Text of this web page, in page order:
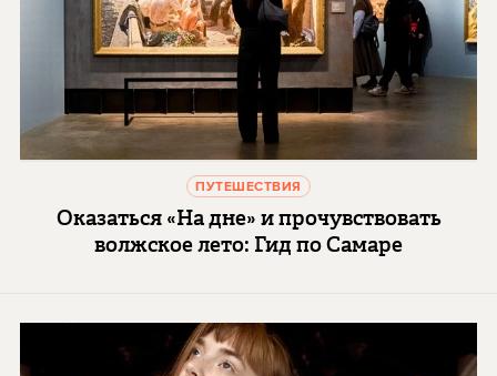
ПУТЕШЕСТВИЯ
Оказаться «На дне» и прочувствовать
волжское лето: Гид по Самаре